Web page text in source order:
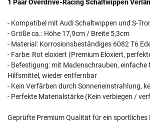
1 Paar Overdrive-Racing Schaltwippen
- Kompatibel mit Audi Schaltwippen und S-
- Größe ca.: Höhe 17,9cm / Breite 5,3cm
- Material: Korrosionsbeständiges 6082 T6
- Farbe: Rot eloxiert (Premium Eloxiert,
- Befestigung: mit Madenschrauben, einfache
Hilfsmittel, wieder entfernbar
- Kein Verfärben durch Sonneneinstrahlung,
- Perfekte Materialstärke (Kein verbiegen /
Geprüfte Premium Qualität für ein sportliches